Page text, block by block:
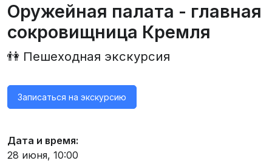
Оружейная палата - главная
сокровищница Кремля
👫 Пешеходная экскурсия
Записаться на экскурсию
Дата и время:
28 июня, 10:00